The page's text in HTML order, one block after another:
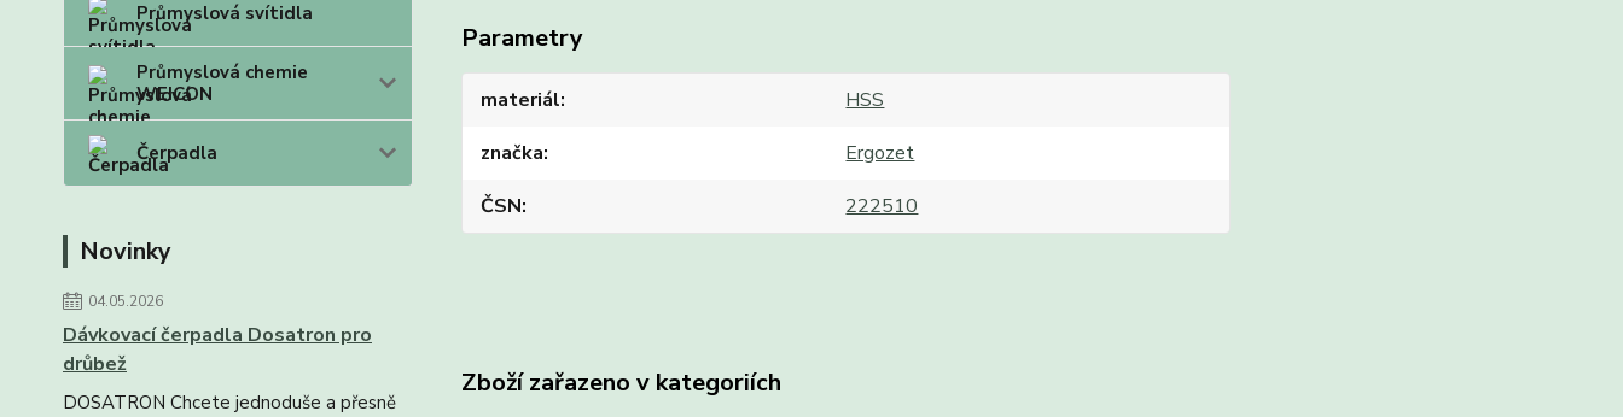
Průmyslová svítidla
Průmyslová chemie
WEICON
Čerpadla
Novinky
04.05.2026
Dávkovací čerpadla Dosatron pro
drůbež
DOSATRON Chcete jednoduše a přesně
Parametry
materiál
HSS
značka
Ergozet
ČSN
222510
Zboží zařazeno v kategoriích